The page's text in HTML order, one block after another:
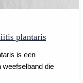
plantaris
is een
weefselband die